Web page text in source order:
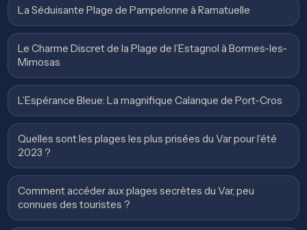
La Séduisante Plage de Pampelonne à Ramatuelle
Le Charme Discret de la Plage de l’Estagnol à Bormes-les-
Mimosas
L’Espérance Bleue: La magnifique Calanque de Port-Cros
Quelles sont les plages les plus prisées du Var pour l’été
2023 ?
Comment accéder aux plages secrètes du Var, peu
connues des touristes ?